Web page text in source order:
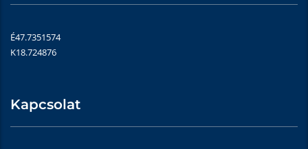
É47.7351574
K18.724876
Kapcsolat